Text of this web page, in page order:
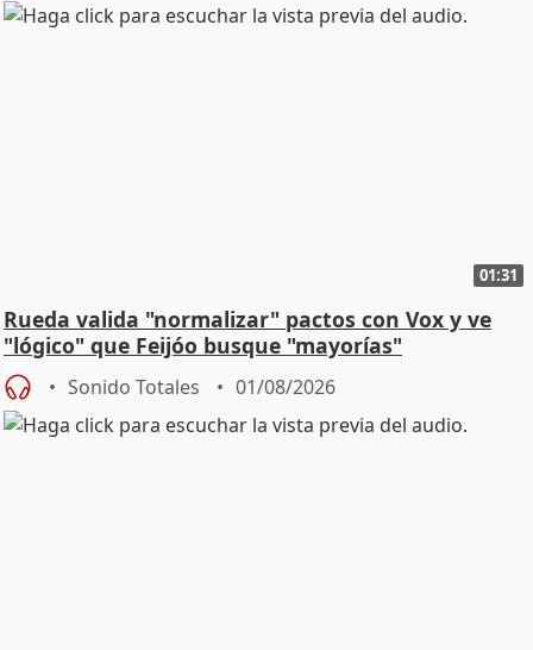
01:31
Rueda valida "normalizar" pactos con Vox y ve
"lógico" que Feijóo busque "mayorías"
Sonido Totales 01/08/2026